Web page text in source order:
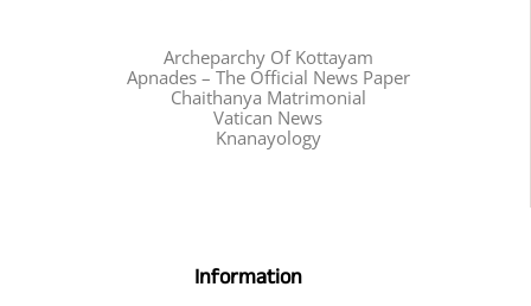
Archeparchy Of Kottayam
Apnades – The Official News Paper
Chaithanya Matrimonial
Vatican News
Knanayology
Information